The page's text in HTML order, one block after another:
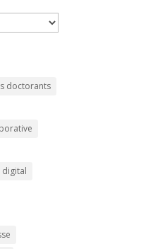
doctorants
digital